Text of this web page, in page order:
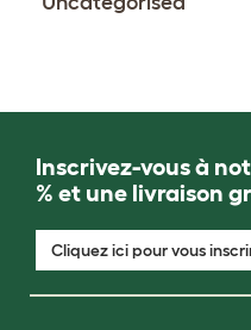
Inscrivez-vous à
% et une livraison
Cliquez ici pour vous